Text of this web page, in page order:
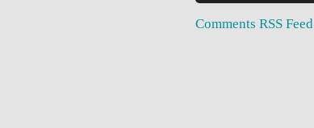
Comments RSS Feed